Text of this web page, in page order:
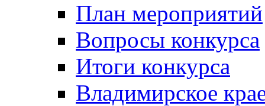
План мероприятий
Вопросы конкурса
Итоги конкурса
Владимирское